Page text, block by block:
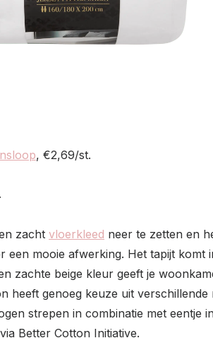
, €2,69/st.
zacht vloerkleed neer te zetten en
mooie afwerking. Het tapijt
zachte beige kleur geeft je
heeft genoeg keuze uit
strepen in combinatie met eentje
Better Cotton Initiative.